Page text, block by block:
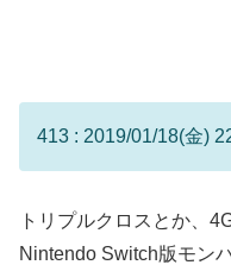
413 : 2019/01/18(金)
トリプルクロスとか、
Nintendo Switch版モン